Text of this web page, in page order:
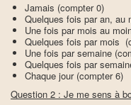
Jamais (compter 0)
Quelques fois par an, au
Une fois par mois au
Quelques fois par mois
Une fois par semaine
Quelques fois par
Chaque jour (compter 6)
Question 2 : Je me sens à